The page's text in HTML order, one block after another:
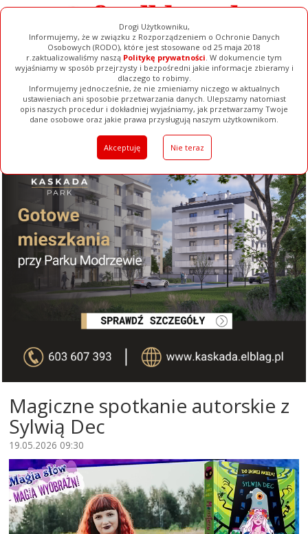
Drogi Użytkowniku,
Informujemy, że w związku z Rozporządzeniem o Ochronie Danych
Osobowych (RODO), które jest stosowane od 25 maja 2018
r.zaktualizowaliśmy naszą Politykę prywatności. W dokumencie tym
wyjaśniamy w sposób przejrzysty i bezpośredni jakie informacje zbieramy i
dlaczego to robimy.
Informujemy jednocześnie, że nie zmieniamy niczego w aktualnych
ustawieniach ani sposobie przetwarzania danych. Ulepszamy natomiast
opis naszych procedur i dokładniej wyjaśniamy, jak przetwarzamy Twoje
dane osobowe oraz jakie prawa przysługują naszym użytkownikom.
Akceptuję Nie teraz
Ogłoszenia Filmy Galerie Baza Firm Pełna Wersja
Magiczne spotkanie autorskie z
Sylwią Dec
19.05.2026 09:30